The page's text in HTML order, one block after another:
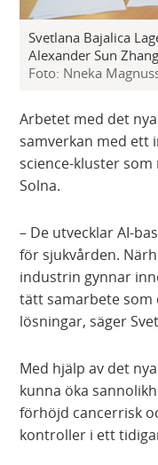
Svetlana Bajalica
Alexander Sun
Foto: Nneka
Arbetet med det
samverkan med ett
science-kluster
Solna.
– De utvecklar AI-
för sjukvården.
industrin gynnar
tätt samarbete som
lösningar, säger
Med hjälp av det
kunna öka
förhöjd cancerrisk
kontroller i ett